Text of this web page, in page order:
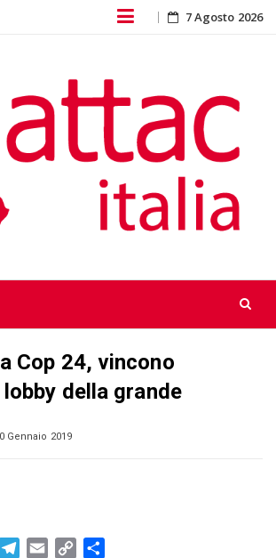
Skip
content
7 Agosto 2026
Cop 24, vincono
della grande
Gennaio 2019
WhatsAppTelegram
Email
Copy